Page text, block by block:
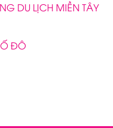
DU LỊCH MIỀN TÂY
ĐÔ